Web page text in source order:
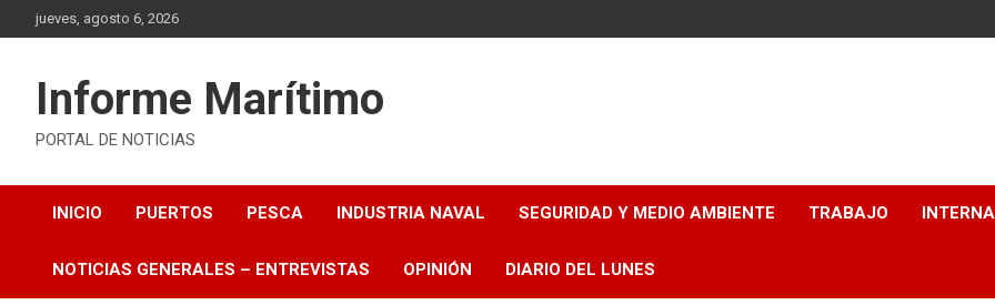
Saltar
al
jueves, agosto 6, 2026
Informe Marítimo
PORTAL DE NOTICIAS
INICIO PUERTOS PESCA INDUSTRIA NAVAL SEGURIDAD Y MEDIO AMBIENTE TRABAJO
NOTICIAS GENERALES – ENTREVISTAS OPINIÓN DIARIO DEL LUNES